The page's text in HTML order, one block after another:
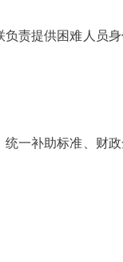
责提供困难人员
一补助标准、财